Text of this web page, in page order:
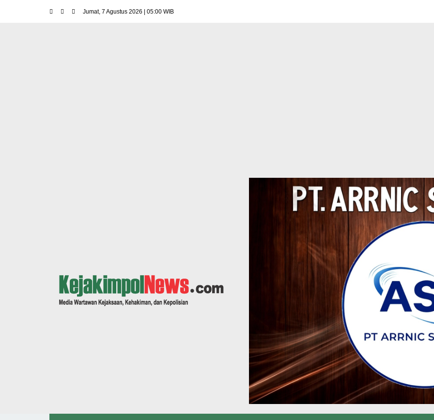
Jumat, 7 Agustus 2026 | 05:00 WIB